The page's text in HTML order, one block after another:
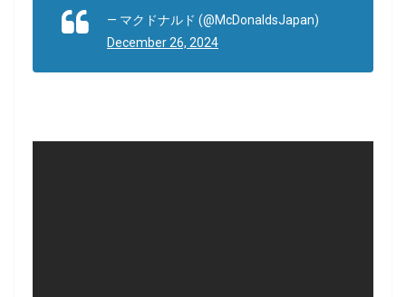
— マクドナルド (@McDonaldsJapan)
December 26, 2024